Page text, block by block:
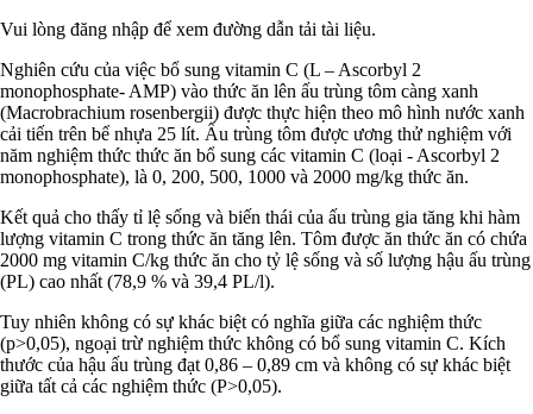
Vui lòng đăng nhập để xem đường dẫn tải tài liệu.
Nghiên cứu của việc bổ sung vitamin C (L – Ascorbyl 2
monophosphate- AMP) vào thức ăn lên ấu trùng tôm càng xanh
(Macrobrachium rosenbergii) được thực hiện theo mô hình nước xanh
cải tiến trên bể nhựa 25 lít. Ấu trùng tôm được ương thử nghiệm với
năm nghiệm thức thức ăn bổ sung các vitamin C (loại - Ascorbyl 2
monophosphate), là 0, 200, 500, 1000 và 2000 mg/kg thức ăn.
Kết quả cho thấy tỉ lệ sống và biến thái của ấu trùng gia tăng khi hàm
lượng vitamin C trong thức ăn tăng lên. Tôm được ăn thức ăn có chứa
2000 mg vitamin C/kg thức ăn cho tỷ lệ sống và số lượng hậu ấu trùng
(PL) cao nhất (78,9 % và 39,4 PL/l).
Tuy nhiên không có sự khác biệt có nghĩa giữa các nghiệm thức
(p>0,05), ngoại trừ nghiệm thức không có bổ sung vitamin C. Kích
thước của hậu ấu trùng đạt 0,86 – 0,89 cm và không có sự khác biệt
giữa tất cả các nghiệm thức (P>0,05).